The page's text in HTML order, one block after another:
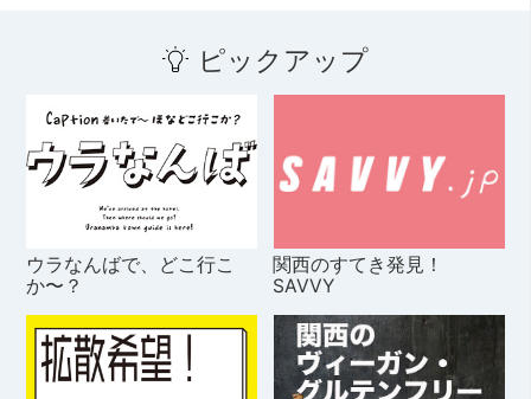
ピックアップ
ウラなんばで、どこ行こ
か〜？
関西のすてき発見！
SAVVY